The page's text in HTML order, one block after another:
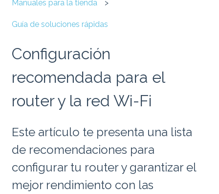
Manuales para la tienda
Guía de soluciones rápidas
Configuración
recomendada para el
router y la red Wi-Fi
Este artículo te presenta una lista
de recomendaciones para
configurar tu router y garantizar el
mejor rendimiento con las